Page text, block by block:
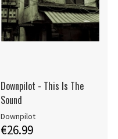
Downpilot - This Is The
Sound
Downpilot
€26.99